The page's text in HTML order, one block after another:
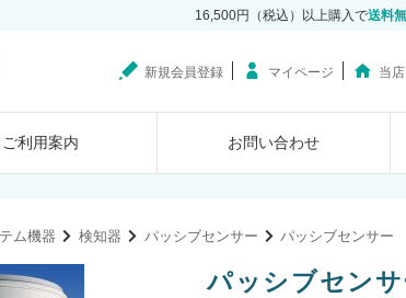
16,500円（税込）以上購入で送料
新規会員登録 マイページ 当
ご利用案内 お問い合わせ
ム機器 検知器 パッシブセンサー パッシブセンサー
パッシブセン